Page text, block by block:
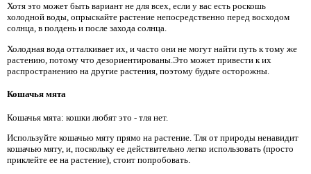
Хотя это может быть вариант не для всех, если у вас есть роскошь
холодной воды, опрыскайте растение непосредственно перед восходом
солнца, в полдень и после захода солнца.
Холодная вода отталкивает их, и часто они не могут найти путь к тому же
растению, потому что дезориентированы.Это может привести к их
распространению на другие растения, поэтому будьте осторожны.
Кошачья мята
Кошачья мята: кошки любят это - тля нет.
Используйте кошачью мяту прямо на растение. Тля от природы ненавидит
кошачью мяту, и, поскольку ее действительно легко использовать (просто
приклейте ее на растение), стоит попробовать.